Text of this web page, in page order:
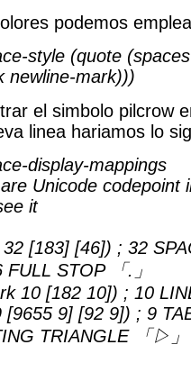
podemos
style (quote
newline-mark)))
el simbolo pilcrow
linea hariamos lo
display-mappings
Unicode codepoint
it
[183] [46]) ; 32
STOP 「.」
10 [182 10]) ; 10
9] [92 9]) ; 9
TRIANGLE 「▷」